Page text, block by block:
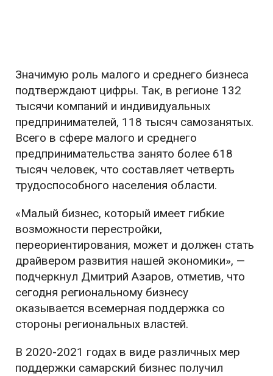
Значимую роль малого и среднего бизнеса
подтверждают цифры. Так, в регионе 132
тысячи компаний и индивидуальных
предпринимателей, 118 тысяч самозанятых.
Всего в сфере малого и среднего
предпринимательства занято более 618
тысяч человек, что составляет четверть
трудоспособного населения области.
«Малый бизнес, который имеет гибкие
возможности перестройки,
переориентирования, может и должен стать
драйвером развития нашей экономики», —
подчеркнул Дмитрий Азаров, отметив, что
сегодня региональному бизнесу
оказывается всемерная поддержка со
стороны региональных властей.
В 2020-2021 годах в виде различных мер
поддержки самарский бизнес получил